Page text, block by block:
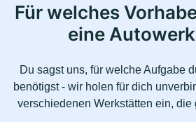
Für welches
eine
Du sagst uns, für welche Aufgabe
benötigst - wir holen für dich
verschiedenen Werkstätten ein, die